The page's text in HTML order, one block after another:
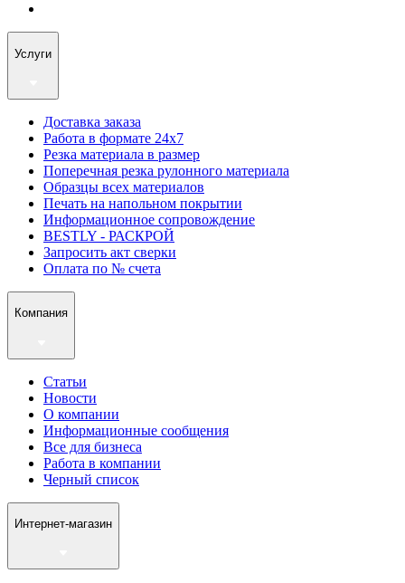
Услуги
Доставка заказа
Работа в формате 24х7
Резка материала в размер
Поперечная резка рулонного материала
Образцы всех материалов
Печать на напольном покрытии
Информационное сопровождение
BESTLY - РАСКРОЙ
Запросить акт сверки
Оплата по № счета
Компания
Статьи
Новости
О компании
Информационные сообщения
Все для бизнеса
Работа в компании
Черный список
Интернет-магазин